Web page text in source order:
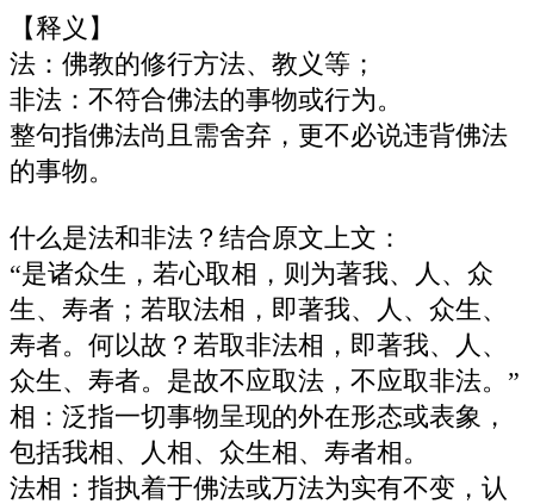
【释义】
法：佛教的修行方法、教义等；
非法：不符合佛法的事物或行为。
整句指佛法尚且需舍弃，更不必说违背佛法
的事物。
什么是法和非法？结合原文上文：
“是诸众生，若心取相，则为著我、人、众
生、寿者；若取法相，即著我、人、众生、
寿者。何以故？若取非法相，即著我、人、
众生、寿者。是故不应取法，不应取非法。”
相‌：泛指一切事物呈现的外在形态或表象，
包括我相、人相、众生相、寿者相。
法相‌：指执着于佛法或万法为实有不变，认